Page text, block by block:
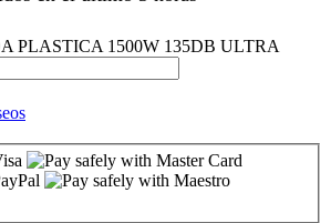
PLASTICA 1500W 135DB ULTRA